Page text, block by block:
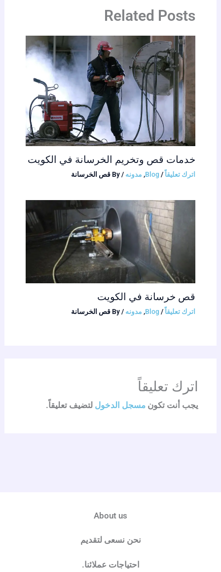
Related Posts
خدمات قص وتخريم الخرسانة في الكويت
اترك تعليقاً /
Blog
, مدونه / By قص الخرسانة
قص خرسانة في الكويت
اترك تعليقاً /
Blog
, مدونه / By قص الخرسانة
اترك تعليقاً
يجب أنت تكون مسجل الدخول لتضيف تعليقاً.
About us
نحن نسعى لتقديم
احتياجات عملائنا.